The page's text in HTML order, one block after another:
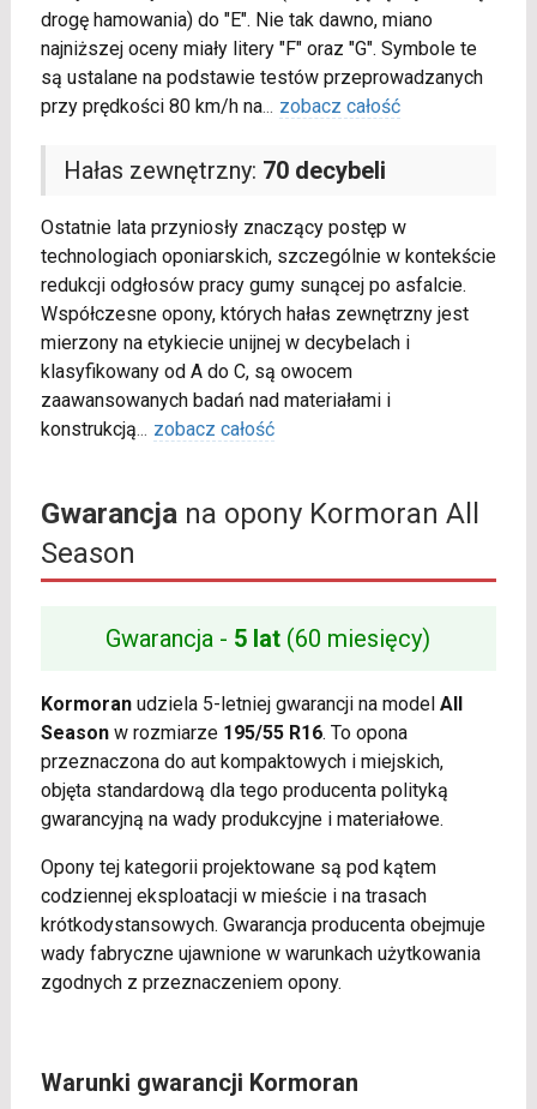
drogę hamowania) do "E". Nie tak dawno, miano
najniższej oceny miały litery "F" oraz "G". Symbole te
są ustalane na podstawie testów przeprowadzanych
przy prędkości 80 km/h na... zobacz całość
Hałas zewnętrzny: 70 decybeli
Ostatnie lata przyniosły znaczący postęp w
technologiach oponiarskich, szczególnie w kontekście
redukcji odgłosów pracy gumy sunącej po asfalcie.
Współczesne opony, których hałas zewnętrzny jest
mierzony na etykiecie unijnej w decybelach i
klasyfikowany od A do C, są owocem
zaawansowanych badań nad materiałami i
konstrukcją... zobacz całość
Gwarancjana opony Kormoran All
Season
Gwarancja - 5 lat (60 miesięcy)
Kormoranudziela 5-letniej gwarancji na model All
Seasonw rozmiarze 195/55 R16. To opona
przeznaczona do aut kompaktowych i miejskich,
objęta standardową dla tego producenta polityką
gwarancyjną na wady produkcyjne i materiałowe.
Opony tej kategorii projektowane są pod kątem
codziennej eksploatacji w mieście i na trasach
krótkodystansowych. Gwarancja producenta obejmuje
wady fabryczne ujawnione w warunkach użytkowania
zgodnych z przeznaczeniem opony.
Warunki gwarancji Kormoran